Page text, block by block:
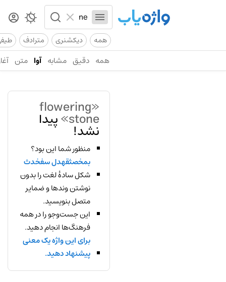
همه دیکشنری مترادف
همه دقیق مشابه آوا متن
«flowering
stone» پیدا
نشد!
منظور شما این بود؟
بمخصثقهدل سفخدث
شکل سادهٔ لغت را بدون
نوشتن وندها و ضمایر
متصل بنویسید.
این جست‌وجو را در همه
فرهنگ‌ها انجام دهید.
برای این واژه یک معنی
پیشنهاد دهید.